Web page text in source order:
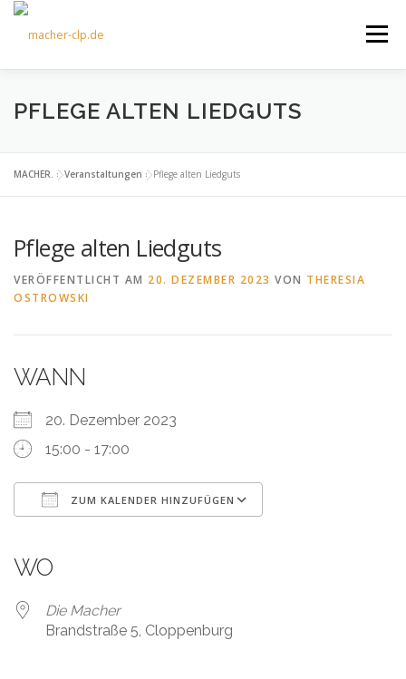
Zum
springen
Menü
ÜBER UNS KULTOURFAHRTEN AKTUELLES
TERMINE ANGEBOTE FÖRDERVEREIN
KONTAKT
PFLEGE ALTEN LIEDGUTS
MACHER. »Veranstaltungen »Pflege alten Liedguts
Pflege alten Liedguts
VERÖFFENTLICHT AM 20. DEZEMBER 2023 VON THERESIA
OSTROWSKI
WANN
20. Dezember 2023
15:00 - 17:00
ZUM KALENDER HINZUFÜGEN
WO
Die Macher
Brandstraße 5, Cloppenburg